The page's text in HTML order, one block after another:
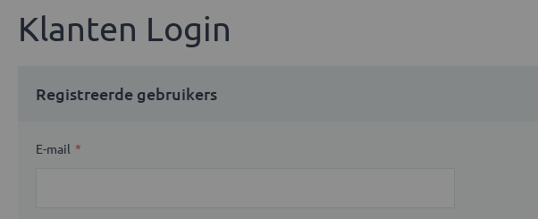
Klanten Login
Registreerde gebruikers
E-mail